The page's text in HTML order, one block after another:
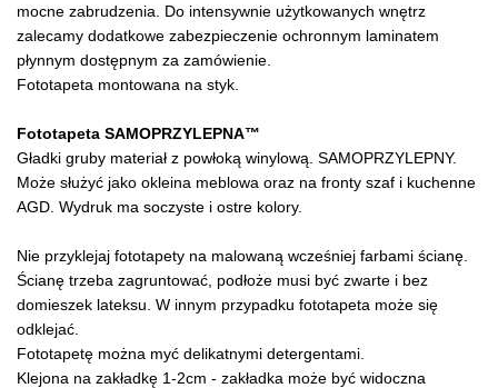
mocne zabrudzenia. Do intensywnie użytkowanych wnętrz
zalecamy dodatkowe zabezpieczenie ochronnym laminatem
płynnym dostępnym za zamówienie.
Fototapeta montowana na styk.
Fototapeta SAMOPRZYLEPNA™
Gładki gruby materiał z powłoką winylową. SAMOPRZYLEPNY.
Może służyć jako okleina meblowa oraz na fronty szaf i kuchenne
AGD. Wydruk ma soczyste i ostre kolory.
Nie przyklejaj fototapety na malowaną wcześniej farbami ścianę.
Ścianę trzeba zagruntować, podłoże musi być zwarte i bez
domieszek lateksu. W innym przypadku fototapeta może się
odklejać.
Fototapetę można myć delikatnymi detergentami.
Klejona na zakładkę 1-2cm - zakładka może być widoczna